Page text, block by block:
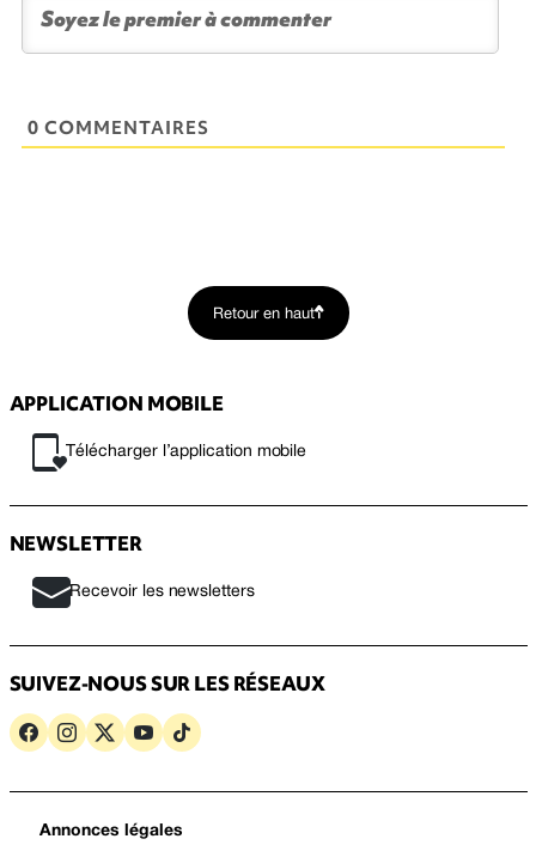
0 COMMENTAIRES
Retour en haut
APPLICATION MOBILE
Télécharger l’application mobile
NEWSLETTER
Recevoir les newsletters
SUIVEZ-NOUS SUR LES RÉSEAUX
Annonces légales